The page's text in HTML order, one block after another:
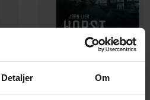
Detaljer Om